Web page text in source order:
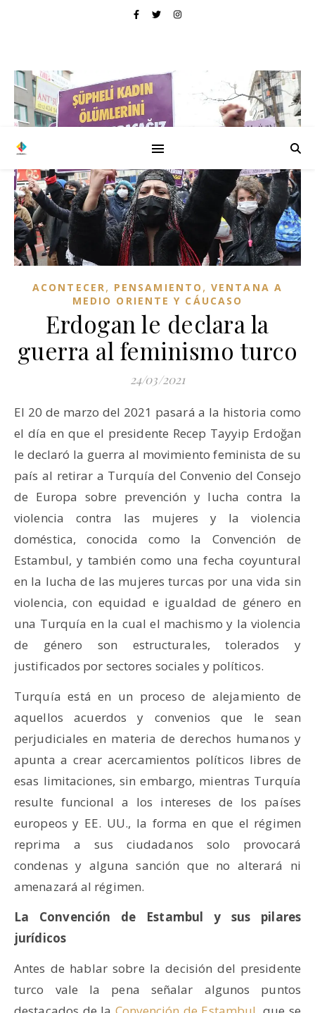
ACONTECER, PENSAMIENTO ,VENTANA A
MEDIO ORIENTE Y CÁUCASO
Erdogan le declara la
guerra al feminismo turco
24/03/2021
El 20 de marzo del 2021 pasará a la historia como
el día en que el presidente Recep Tayyip Erdoğan
le declaró la guerra al movimiento feminista de su
país al retirar a Turquía del Convenio del Consejo
de Europa sobre prevención y lucha contra la
violencia contra las mujeres y la violencia
doméstica, conocida como la Convención de
Estambul, y también como una fecha coyuntural
en la lucha de las mujeres turcas por una vida sin
violencia, con equidad e igualdad de género en
una Turquía en la cual el machismo y la violencia
de género son estructurales, tolerados y
justificados por sectores sociales y políticos.
Turquía está en un proceso de alejamiento de
aquellos acuerdos y convenios que le sean
perjudiciales en materia de derechos humanos y
apunta a crear acercamientos políticos libres de
esas limitaciones, sin embargo, mientras Turquía
resulte funcional a los intereses de los países
europeos y EE. UU., la forma en que el régimen
reprima a sus ciudadanos solo provocará
condenas y alguna sanción que no alterará ni
amenazará al régimen.
La Convención de Estambul y sus pilares
jurídicos
Antes de hablar sobre la decisión del presidente
turco vale la pena señalar algunos puntos